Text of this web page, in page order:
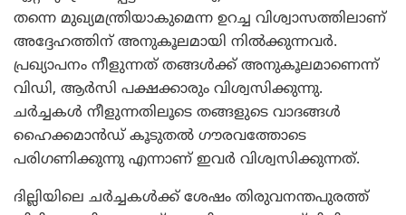
തന്നെ മുഖ്യമന്ത്രിയാകുമെന്ന ഉറച്ച വിശ്വാസത്തിലാണ്
അദ്ദേഹത്തിന് അനുകൂലമായി നിൽക്കുന്നവർ.
പ്രഖ്യാപനം നീളുന്നത് തങ്ങൾക്ക് അനുകൂലമാണെന്ന്
വിഡി, ആർസി പക്ഷക്കാരും വിശ്വസിക്കുന്നു.
ചർച്ചകൾ നീളുന്നതിലൂടെ തങ്ങളുടെ വാദങ്ങൾ
ഹൈക്കമാൻഡ് കൂടുതൽ ഗൗരവത്തോടെ
പരിഗണിക്കുന്നു എന്നാണ് ഇവർ വിശ്വസിക്കുന്നത്.
ദില്ലിയിലെ ചർച്ചകൾക്ക് ശേഷം തിരുവനന്തപുരത്ത്